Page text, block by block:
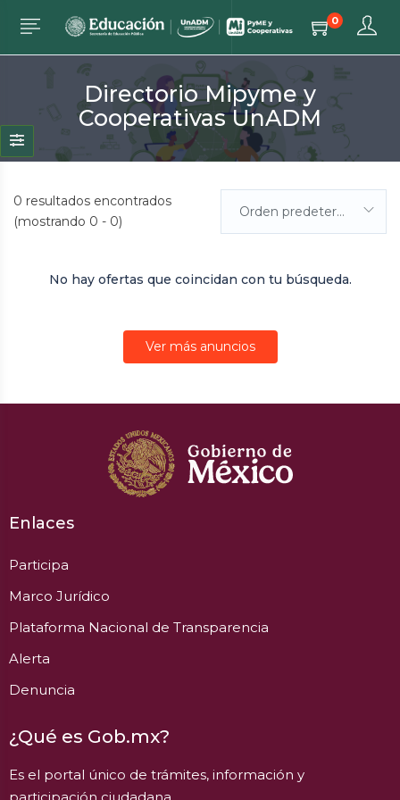
0
Directorio Mipyme y
Cooperativas UnADM
0 resultados encontrados
(mostrando 0 - 0)
Orden predeterminada
No hay ofertas que coincidan con tu búsqueda.
Ver más anuncios
Enlaces
Participa
Marco Jurídico
Plataforma Nacional de Transparencia
Alerta
Denuncia
¿Qué es Gob.mx?
Es el portal único de trámites, información y